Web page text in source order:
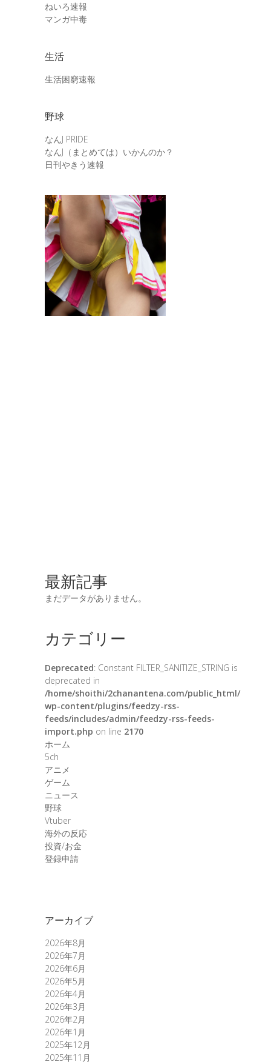
ねいろ速報
マンガ中毒
生活
生活困窮速報
野球
なんJ PRIDE
なんJ（まとめては）いかんのか？
日刊やきう速報
最新記事
まだデータがありません。
カテゴリー
Deprecated: Constant FILTER_SANITIZE_STRING is
deprecated in
/home/shoithi/2chanantena.com/public_html/
wp-content/plugins/feedzy-rss-
feeds/includes/admin/feedzy-rss-feeds-
import.php on line 2170
ホーム
5ch
アニメ
ゲーム
ニュース
野球
Vtuber
海外の反応
投資/お金
登録申請
アーカイブ
2026年8月
2026年7月
2026年6月
2026年5月
2026年4月
2026年3月
2026年2月
2026年1月
2025年12月
2025年11月